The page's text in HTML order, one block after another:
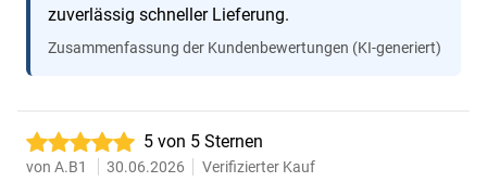
zuverlässig schneller Lieferung.
Zusammenfassung der Kundenbewertungen (KI-generiert)
5 von 5 Sternen
von A.B1 30.06.2026 Verifizierter Kauf